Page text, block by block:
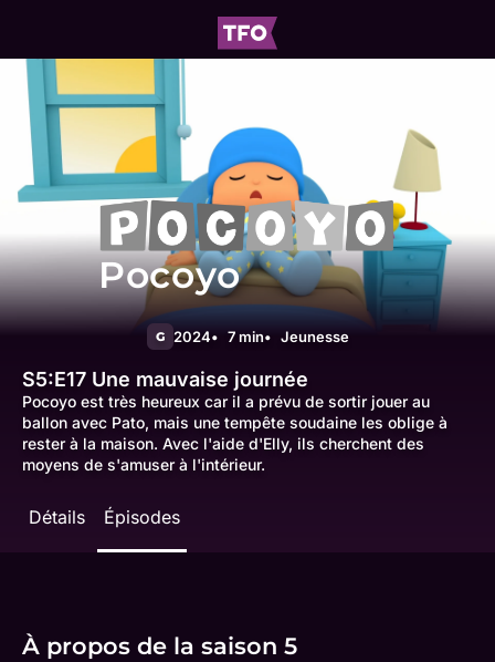
Pocoyo
G 2024 7 min Jeunesse
S5:E17 Une mauvaise journée
Pocoyo est très heureux car il a prévu de sortir jouer au
ballon avec Pato, mais une tempête soudaine les oblige à
rester à la maison. Avec l'aide d'Elly, ils cherchent des
moyens de s'amuser à l'intérieur.
Détails Épisodes
À propos de la saison 5